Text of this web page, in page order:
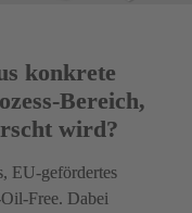
konkrete
Bereich,
wird?
EU-geför­dertes
Free. Dabei